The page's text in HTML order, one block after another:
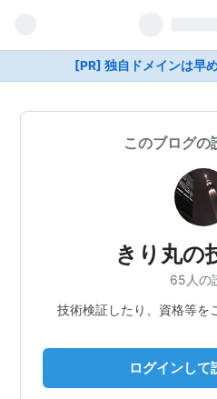
[PR] 独自ドメインは早
このブログの
きり丸の
65人の
技術検証したり、資格等を
ログインして